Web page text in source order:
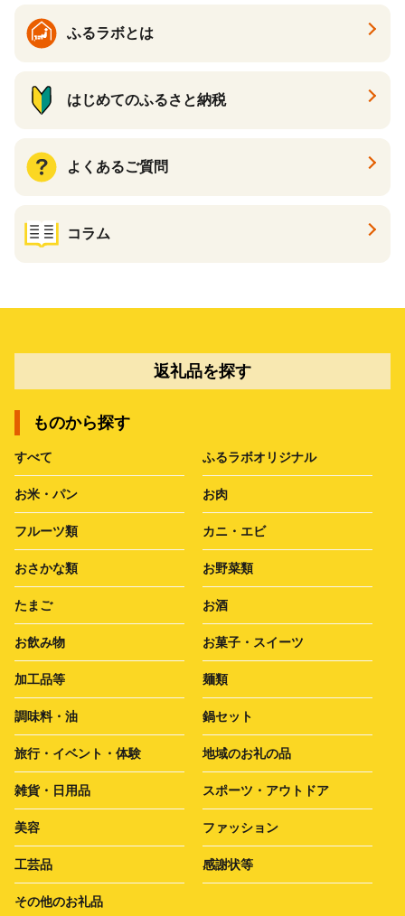
ふるラボとは
はじめてのふるさと納税
よくあるご質問
コラム
返礼品を探す
ものから探す
すべて ふるラボオリジナル
お米・パン お肉
フルーツ類 カニ・エビ
おさかな類 お野菜類
たまご お酒
お飲み物 お菓子・スイーツ
加工品等 麺類
調味料・油 鍋セット
旅行・イベント・体験 地域のお礼の品
雑貨・日用品 スポーツ・アウトドア
美容 ファッション
工芸品 感謝状等
その他のお礼品